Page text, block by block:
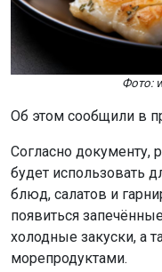
Фото:
Об этом сообщили в
Согласно
будет использовать
блюд, салатов и
появиться
холодные закуски, а
морепродуктами.